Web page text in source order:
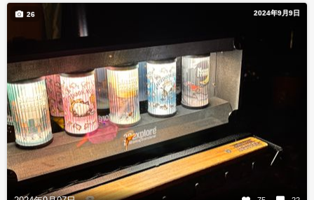
2024年9月9日
26